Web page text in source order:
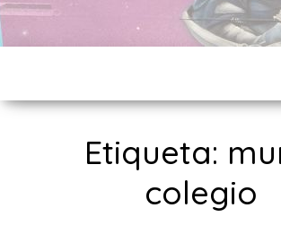
Etiqueta:
colegio